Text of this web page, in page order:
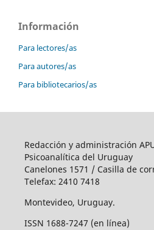
Información
Para lectores/as
Para autores/as
Para bibliotecarios/as
Redacción y administración
Psicoanalítica del Uruguay
Canelones 1571 / Casilla de
Telefax: 2410 7418
Montevideo, Uruguay.
ISSN 1688-7247 (en línea)